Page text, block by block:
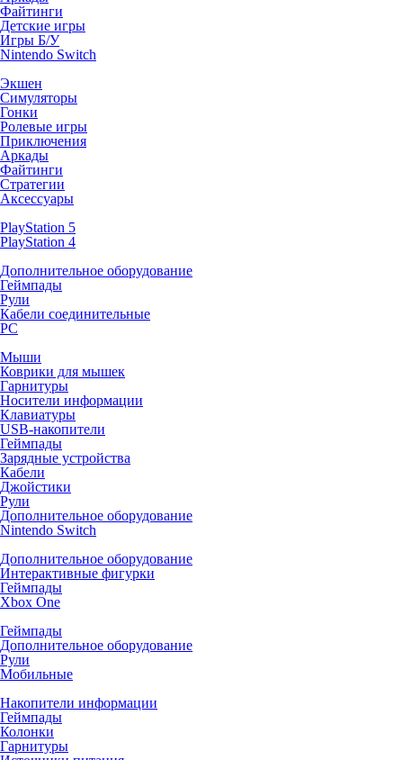
Файтинги
Детские игры
Игры Б/У
Nintendo Switch
Экшен
Симуляторы
Гонки
Ролевые игры
Приключения
Аркады
Файтинги
Стратегии
Аксессуары
PlayStation 5
PlayStation 4
Дополнительное оборудование
Геймпады
Рули
Кабели соединительные
PC
Мыши
Коврики для мышек
Гарнитуры
Носители информации
Клавиатуры
USB-накопители
Геймпады
Зарядные устройства
Кабели
Джойстики
Рули
Дополнительное оборудование
Nintendo Switch
Дополнительное оборудование
Интерактивные фигурки
Геймпады
Xbox One
Геймпады
Дополнительное оборудование
Рули
Мобильные
Накопители информации
Геймпады
Колонки
Гарнитуры